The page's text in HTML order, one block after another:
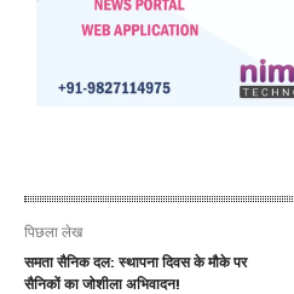
पिछला लेख
समता सैनिक दल: स्थापना दिवस के मौके पर
सैनिकों का जोशीला अभिवादन!